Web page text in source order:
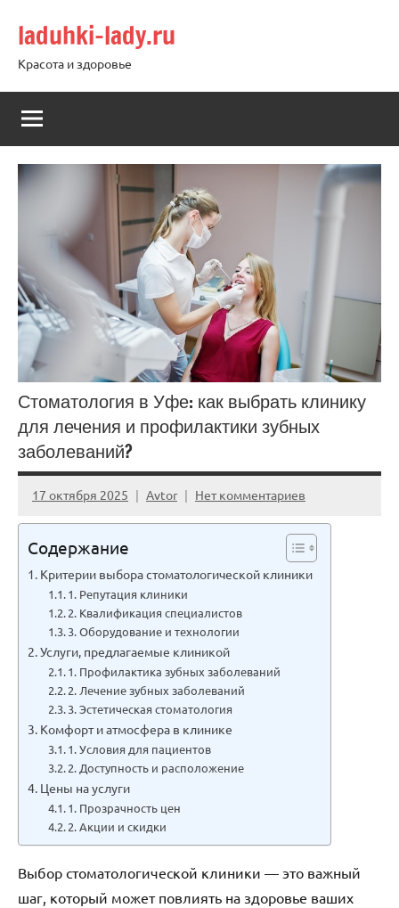
содержимому
laduhki-lady.ru
Красота и здоровье
Стоматология в Уфе: как выбрать клинику
для лечения и профилактики зубных
заболеваний?
17 октября 2025 Avtor Нет комментариев
Содержание
Критерии выбора стоматологической клиники
1. Репутация клиники
2. Квалификация специалистов
3. Оборудование и технологии
Услуги, предлагаемые клиникой
1. Профилактика зубных заболеваний
2. Лечение зубных заболеваний
3. Эстетическая стоматология
Комфорт и атмосфера в клинике
1. Условия для пациентов
2. Доступность и расположение
Цены на услуги
1. Прозрачность цен
2. Акции и скидки
Выбор стоматологической клиники — это важный
шаг, который может повлиять на здоровье ваших